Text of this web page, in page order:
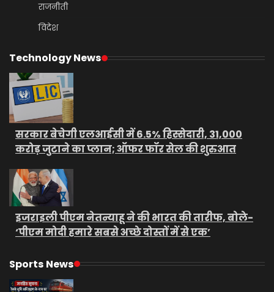
राजनीती
विदेश
Technology News
सरकार बेचेगी एलआईसी में 6.5% हिस्सेदारी, 31,000
करोड़ जुटाने का प्लान; ऑफर फॉर सेल की शुरुआत
इजराइली पीएम नेतन्याहू ने की भारत की तारीफ, बोले-
‘पीएम मोदी हमारे सबसे अच्छे दोस्तों में से एक’
Sports News